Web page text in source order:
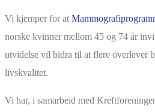
Vi kjemper for at
norske kvinner mellom 45 og 74 år
utvidelse vil bidra til at flere overlever
livskvalitet.
Vi har, i samarbeid med